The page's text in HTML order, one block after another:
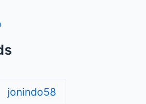
jonindo58